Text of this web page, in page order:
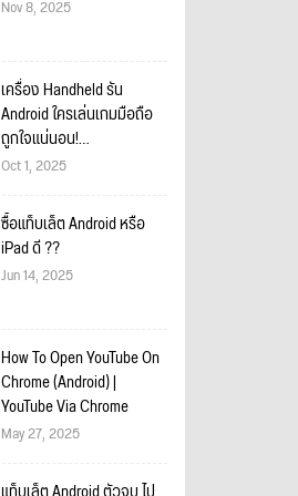
Nov 8, 2025
เครื่อง Handheld รัน
Android ใครเล่นเกมมือถือ
ถูกใจแน่นอน!
#SnapdragonSummit
Oct 1, 2025
ซื้อแท็บเล็ต Android หรือ
iPad ดี ??
Jun 14, 2025
How To Open YouTube On
Chrome (Android) |
YouTube Via Chrome
May 27, 2025